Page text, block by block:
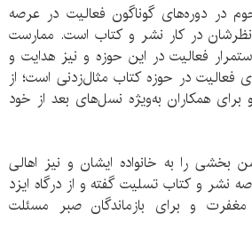
در دوره‌های گوناگون فعالیت در عرصه
نظرشان در کار نشر و کتاب است. ممارست
فعالیت در این حوزه و نیز هدایت و
فعالیت در حوزه کتاب مثال‌زدنی است؛ از
برای همکاران به‌ویژه نسل‌های بعد از خود
بخشی را به خانواده ایشان و نیز اهالی
نشر و کتاب تسلیت گفته و از درگاه ایزد
و برای بازماندگان صبر مسئلت